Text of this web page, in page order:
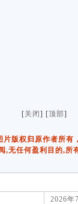
[关闭 ] [顶部]
版权归原作者所
,无任何盈利目的,
2026年